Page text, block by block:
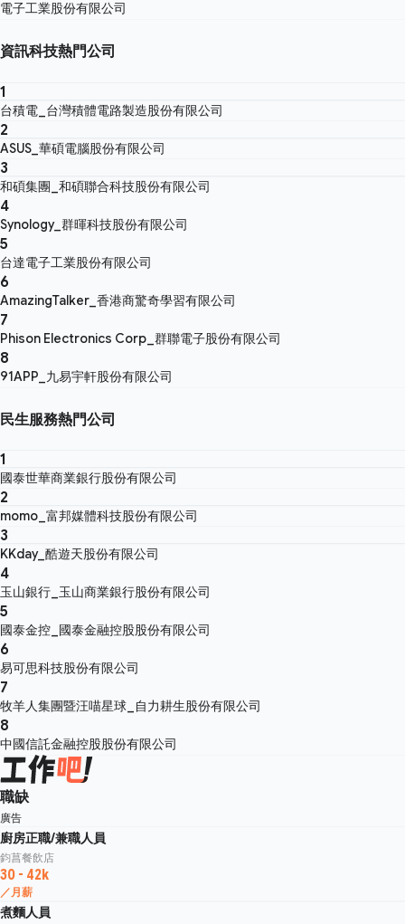
電子工業股份有限公司
資訊科技熱門公司
1
台積電_台灣積體電路製造股份有限公司
2
ASUS_華碩電腦股份有限公司
3
和碩集團_和碩聯合科技股份有限公司
4
Synology_群暉科技股份有限公司
5
台達電子工業股份有限公司
6
AmazingTalker_香港商驚奇學習有限公司
7
Phison Electronics Corp_群聯電子股份有限公司
8
91APP_九易宇軒股份有限公司
民生服務熱門公司
1
國泰世華商業銀行股份有限公司
2
momo_富邦媒體科技股份有限公司
3
KKday_酷遊天股份有限公司
4
玉山銀行_玉山商業銀行股份有限公司
5
國泰金控_國泰金融控股股份有限公司
6
易可思科技股份有限公司
7
牧羊人集團暨汪喵星球_自力耕生股份有限公司
8
中國信託金融控股股份有限公司
職缺
廣告
廚房正職/兼職人員
鈞菖餐飲店
30 - 42k
／月薪
煮麵人員